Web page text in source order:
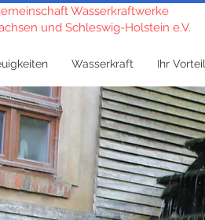
Wasserkraftwerke
und Schleswig-Holstein e.V.
Wasserkraft Ihr Vorteil